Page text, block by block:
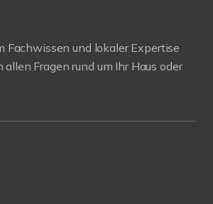
Fachwissen und lokaler Expertise
Fragen rund um Ihr Haus oder